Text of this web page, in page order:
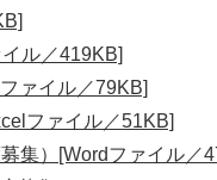
ル／419KB]
ァイル／79KB]
ファイル／51KB]
）[Wordファイル／